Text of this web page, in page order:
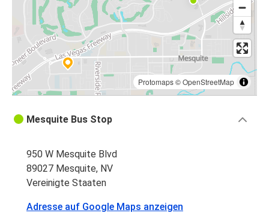
Protomaps©OpenStreetMap
Mesquite Bus Stop
950 W Mesquite Blvd
89027 Mesquite, NV
Vereinigte Staaten
Adresse auf Google Maps anzeigen